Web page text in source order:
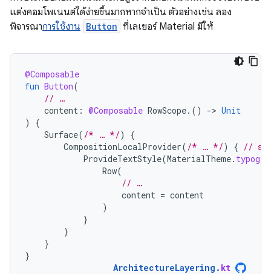
แต่งคอมโพเนนต์ได้ง่ายขึ้นมากหากจำเป็น ตัวอย่างเช่น ลอง
พิจารณาการใช้งาน Button ที่เลเยอร์ Material มีให้
@Composable
fun Button(
// …
content : @Composable RowScope.() -> Unit
)
{
Surface( /* … */)
{
CompositionLocalProvider( /* … */) { // set
ProvideTextStyle(MaterialTheme.
Row(
// …
content = content
)
}
}
}
}
ArchitectureLayering . kt